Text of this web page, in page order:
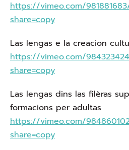
https://vimeo.com/
share=copy
Las lengas e la creacion
https://vimeo.com/
share=copy
Las lengas dins las filèras
formacions per adultas
https://vimeo.com/
share=copy